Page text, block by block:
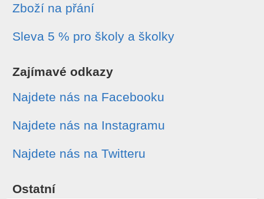
Zboží na přání
Sleva 5 % pro školy a školky
Zajímavé odkazy
Najdete nás na Facebooku
Najdete nás na Instagramu
Najdete nás na Twitteru
Ostatní